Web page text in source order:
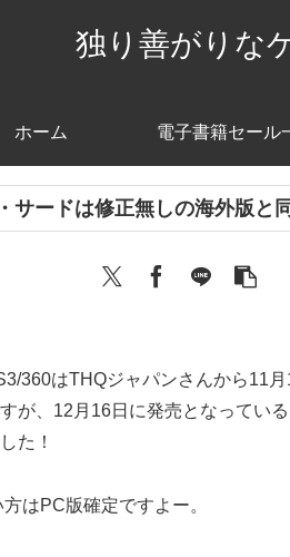
独り善がりな
ホーム 電子書籍セール
サードは修正無しの海外版と
360はTHQジャパンさんから11
が、12月16日に発売となってい
た！
はPC版確定ですよー。